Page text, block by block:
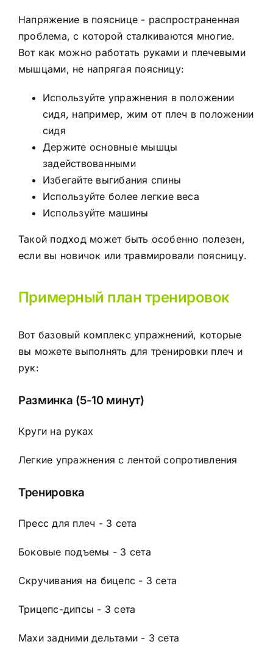
Напряжение в пояснице - распространенная
проблема, с которой сталкиваются многие.
Вот как можно работать руками и плечевыми
мышцами, не напрягая поясницу:
Используйте упражнения в положении
сидя, например, жим от плеч в положении
сидя
Держите основные мышцы
задействованными
Избегайте выгибания спины
Используйте более легкие веса
Используйте машины
Такой подход может быть особенно полезен,
если вы новичок или травмировали поясницу.
Примерный план тренировок
Вот базовый комплекс упражнений, которые
вы можете выполнять для тренировки плеч и
рук:
Разминка (5-10 минут)
Круги на руках
Легкие упражнения с лентой сопротивления
Тренировка
Пресс для плеч - 3 сета
Боковые подъемы - 3 сета
Скручивания на бицепс - 3 сета
Трицепс-дипсы - 3 сета
Махи задними дельтами - 3 сета